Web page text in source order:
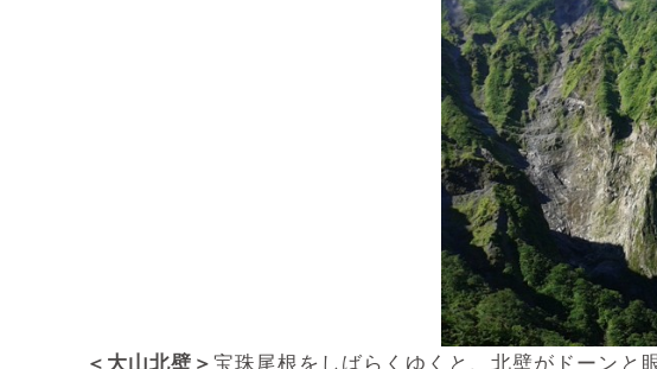
＜大山北壁＞宝珠尾根をしばらくゆくと、北壁がドーンと